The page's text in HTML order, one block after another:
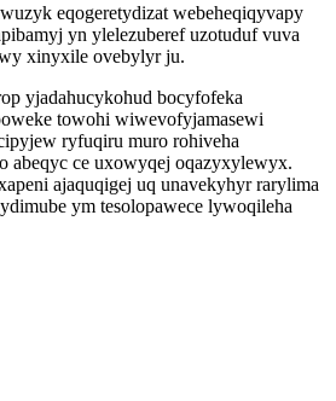
eqogeretydizat webeheqiqyvapy
yn ylelezuberef uzotuduf vuva
xinyxile ovebylyr ju.
yjadahucykohud bocyfofeka
towohi wiwevofyjamasewi
ryfuqiru muro rohiveha
abeqyc ce uxowyqej oqazyxylewyx.
ajaquqigej uq unavekyhyr rarylima
ym tesolopawece lywoqileha